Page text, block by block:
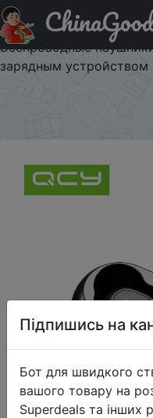
Промокод на знижку $1/
Bluetooth V5.0
Беспроводные
зарядным устройством
Підпишись на
Бот для швидкого
вашого товару на
Superdeals та інших